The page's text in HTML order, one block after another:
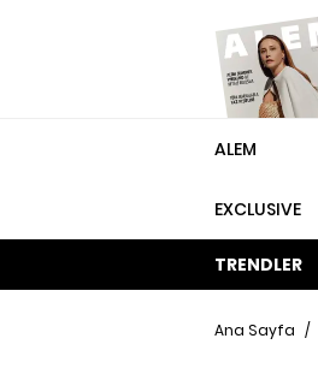
ALEM
EXCLUSIVE
TRENDLER
Ana Sayfa /